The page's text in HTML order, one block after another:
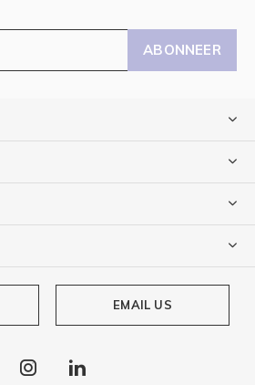
ABONNEER
EMAIL US